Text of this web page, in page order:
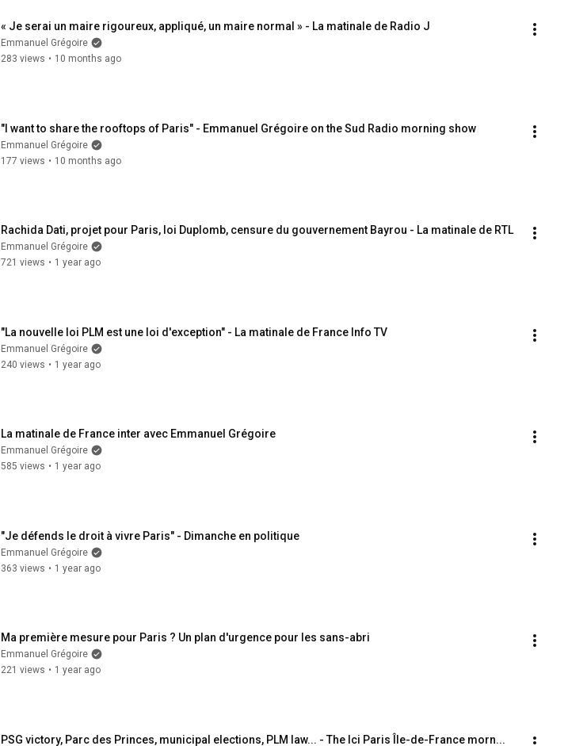
« Je serai un maire rigoureux, appliqué, un maire normal » - La matinale de Radio J
Emmanuel Grégoire
283 views • 10 months ago
"I want to share the rooftops of Paris" - Emmanuel Grégoire on the Sud Radio morning show
Emmanuel Grégoire
177 views • 10 months ago
Rachida Dati, projet pour Paris, loi Duplomb, censure du gouvernement Bayrou - La matinale de RTL
Emmanuel Grégoire
721 views • 1 year ago
"La nouvelle loi PLM est une loi d'exception" - La matinale de France Info TV
Emmanuel Grégoire
240 views • 1 year ago
La matinale de France inter avec Emmanuel Grégoire
Emmanuel Grégoire
585 views • 1 year ago
"Je défends le droit à vivre Paris" - Dimanche en politique
Emmanuel Grégoire
363 views • 1 year ago
Ma première mesure pour Paris ? Un plan d'urgence pour les sans-abri
Emmanuel Grégoire
221 views • 1 year ago
PSG victory, Parc des Princes, municipal elections, PLM law... - The Ici Paris Île-de-France morn...